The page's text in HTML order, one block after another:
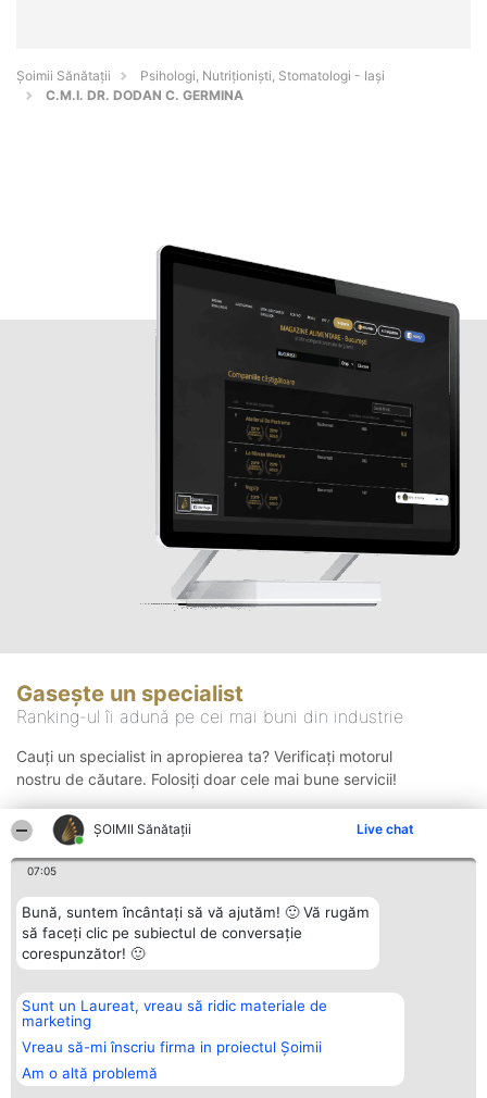
ŞOIMII Sănătații Live chat
07:05
Bună, suntem încântați să vă ajutăm! 🙂 Vă rugăm
să faceți clic pe subiectul de conversație
corespunzător! 🙂
Sunt un Laureat, vreau să ridic materiale de
marketing
Vreau să-mi înscriu firma in proiectul Șoimii
Am o altă problemă
Şoimii Sănătații
Psihologi, Nutriționiști, Stomatologi - Iaşi
C.M.I. DR. DODAN C. GERMINA
Gasește un specialist
Ranking-ul îi adună pe cei mai buni din industrie
Cauți un specialist in apropierea ta? Verificați motorul
nostru de căutare. Folosiți doar cele mai bune servicii!
Organizator Ranking
BRIGHT SOLUTIONS BR SRL
Aleea Timisul De Sus 2 Bl. A30
Sc. A Et. 4 Ap. 13 Cod 061952
București
CUI 36737675
Plebiscyt
Lista Tuturor
Laureaților
Statut
Contact